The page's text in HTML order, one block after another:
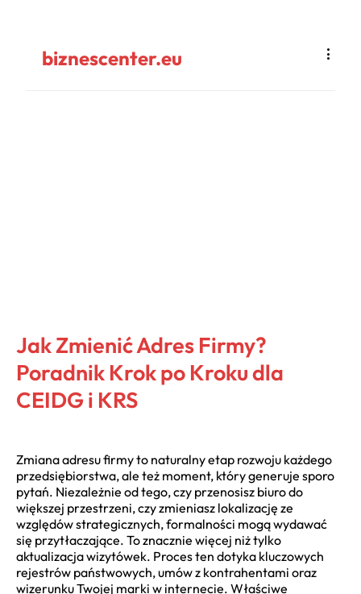
biznescenter.eu
Jak Zmienić Adres Firmy?
Poradnik Krok po Kroku dla
CEIDG i KRS
Zmiana adresu firmy to naturalny etap rozwoju każdego
przedsiębiorstwa, ale też moment, który generuje sporo
pytań. Niezależnie od tego, czy przenosisz biuro do
większej przestrzeni, czy zmieniasz lokalizację ze
względów strategicznych, formalności mogą wydawać
się przytłaczające. To znacznie więcej niż tylko
aktualizacja wizytówek. Proces ten dotyka kluczowych
rejestrów państwowych, umów z kontrahentami oraz
wizerunku Twojej marki w internecie. Właściwe